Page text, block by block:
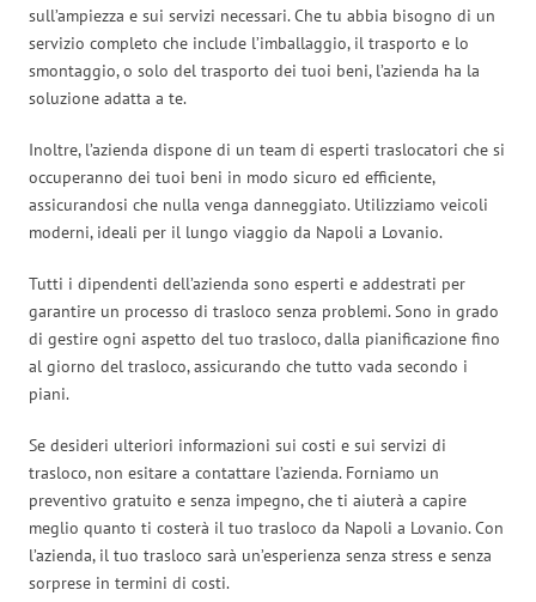
sull’ampiezza e sui servizi necessari. Che tu abbia bisogno di un
servizio completo che include l’imballaggio, il trasporto e lo
smontaggio, o solo del trasporto dei tuoi beni, l’azienda ha la
soluzione adatta a te.
Inoltre, l’azienda dispone di un team di esperti traslocatori che si
occuperanno dei tuoi beni in modo sicuro ed efficiente,
assicurandosi che nulla venga danneggiato. Utilizziamo veicoli
moderni, ideali per il lungo viaggio da Napoli a Lovanio.
Tutti i dipendenti dell’azienda sono esperti e addestrati per
garantire un processo di trasloco senza problemi. Sono in grado
di gestire ogni aspetto del tuo trasloco, dalla pianificazione fino
al giorno del trasloco, assicurando che tutto vada secondo i
piani.
Se desideri ulteriori informazioni sui costi e sui servizi di
trasloco, non esitare a contattare l’azienda. Forniamo un
preventivo gratuito e senza impegno, che ti aiuterà a capire
meglio quanto ti costerà il tuo trasloco da Napoli a Lovanio. Con
l’azienda, il tuo trasloco sarà un’esperienza senza stress e senza
sorprese in termini di costi.